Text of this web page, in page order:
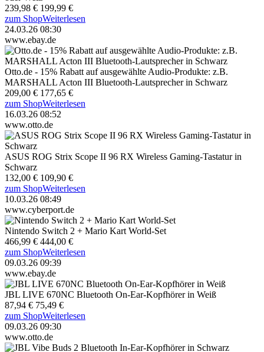
239,98 € 199,99 €
zum ShopWeiterlesen
24.03.26 08:30
www.ebay.de
Otto.de - 15% Rabatt auf ausgewählte Audio-Produkte: z.B.
MARSHALL Acton III Bluetooth-Lautsprecher in Schwarz
209,00 € 177,65 €
zum ShopWeiterlesen
16.03.26 08:52
www.otto.de
ASUS ROG Strix Scope II 96 RX Wireless Gaming-Tastatur in
Schwarz
132,00 € 109,90 €
zum ShopWeiterlesen
10.03.26 08:49
www.cyberport.de
Nintendo Switch 2 + Mario Kart World-Set
466,99 € 444,00 €
zum ShopWeiterlesen
09.03.26 09:39
www.ebay.de
JBL LIVE 670NC Bluetooth On-Ear-Kopfhörer in Weiß
87,94 € 75,49 €
zum ShopWeiterlesen
09.03.26 09:30
www.otto.de